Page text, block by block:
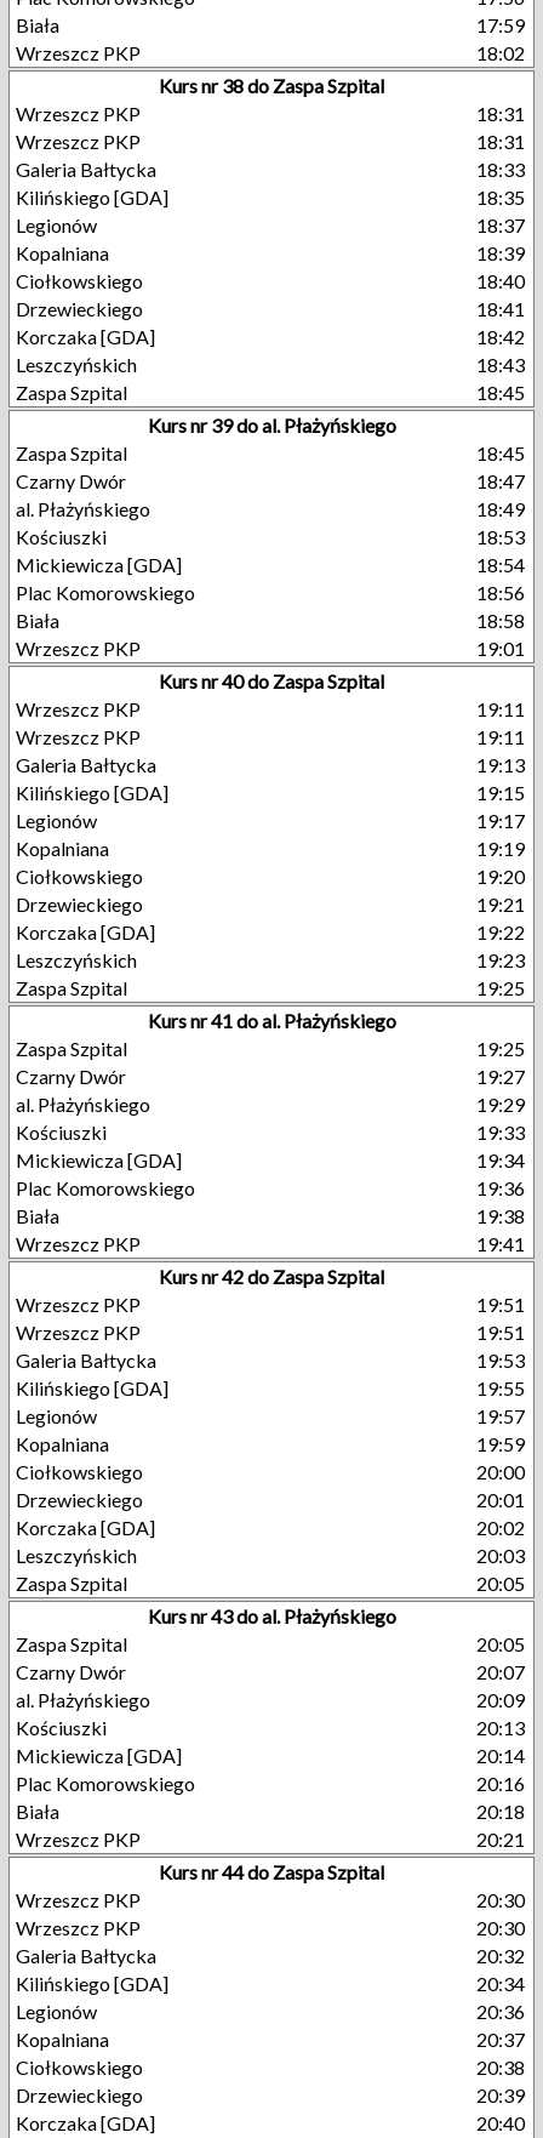
Biała
17:59
Wrzeszcz PKP
18:02
Kurs nr 38 do Zaspa Szpital
Wrzeszcz PKP
18:31
Wrzeszcz PKP
18:31
Galeria Bałtycka
18:33
Kilińskiego [GDA]
18:35
Legionów
18:37
Kopalniana
18:39
Ciołkowskiego
18:40
Drzewieckiego
18:41
Korczaka [GDA]
18:42
Leszczyńskich
18:43
Zaspa Szpital
18:45
Kurs nr 39 do al. Płażyńskiego
Zaspa Szpital
18:45
Czarny Dwór
18:47
al. Płażyńskiego
18:49
Kościuszki
18:53
Mickiewicza [GDA]
18:54
Plac Komorowskiego
18:56
Biała
18:58
Wrzeszcz PKP
19:01
Kurs nr 40 do Zaspa Szpital
Wrzeszcz PKP
19:11
Wrzeszcz PKP
19:11
Galeria Bałtycka
19:13
Kilińskiego [GDA]
19:15
Legionów
19:17
Kopalniana
19:19
Ciołkowskiego
19:20
Drzewieckiego
19:21
Korczaka [GDA]
19:22
Leszczyńskich
19:23
Zaspa Szpital
19:25
Kurs nr 41 do al. Płażyńskiego
Zaspa Szpital
19:25
Czarny Dwór
19:27
al. Płażyńskiego
19:29
Kościuszki
19:33
Mickiewicza [GDA]
19:34
Plac Komorowskiego
19:36
Biała
19:38
Wrzeszcz PKP
19:41
Kurs nr 42 do Zaspa Szpital
Wrzeszcz PKP
19:51
Wrzeszcz PKP
19:51
Galeria Bałtycka
19:53
Kilińskiego [GDA]
19:55
Legionów
19:57
Kopalniana
19:59
Ciołkowskiego
20:00
Drzewieckiego
20:01
Korczaka [GDA]
20:02
Leszczyńskich
20:03
Zaspa Szpital
20:05
Kurs nr 43 do al. Płażyńskiego
Zaspa Szpital
20:05
Czarny Dwór
20:07
al. Płażyńskiego
20:09
Kościuszki
20:13
Mickiewicza [GDA]
20:14
Plac Komorowskiego
20:16
Biała
20:18
Wrzeszcz PKP
20:21
Kurs nr 44 do Zaspa Szpital
Wrzeszcz PKP
20:30
Wrzeszcz PKP
20:30
Galeria Bałtycka
20:32
Kilińskiego [GDA]
20:34
Legionów
20:36
Kopalniana
20:37
Ciołkowskiego
20:38
Drzewieckiego
20:39
Korczaka [GDA]
20:40